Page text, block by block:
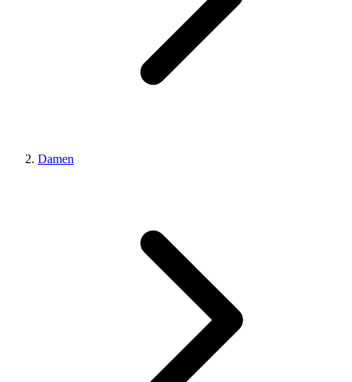
Damen